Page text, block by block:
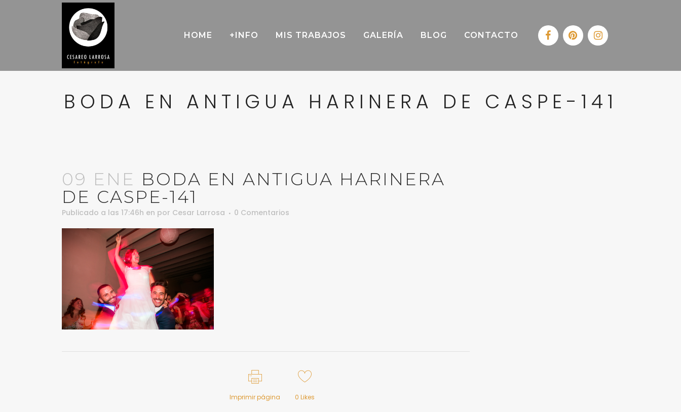
HOME +INFO MIS TRABAJOS GALERÍA BLOG CONTACTO
BODA EN ANTIGUA HARINERA DE CASPE-141
09 ENE BODA EN ANTIGUA HARINERA
DE CASPE-141
Publicado a las 17:46h en por Cesar Larrosa 0 Comentarios
Imprimir página 0 Likes